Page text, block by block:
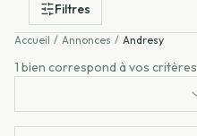
Filtres
Accueil / Annonces / Andresy
1 bien correspond à vos critères